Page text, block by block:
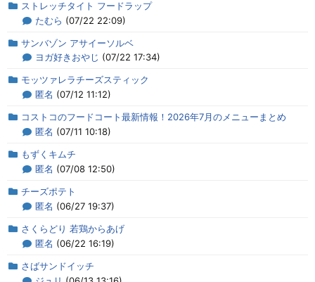
ストレッチタイト フードラップ
たむら (07/22 22:09)
サンバゾン アサイーソルベ
ヨガ好きおやじ (07/22 17:34)
モッツァレラチーズスティック
匿名 (07/12 11:12)
コストコのフードコート最新情報！2026年7月のメニューまとめ
匿名 (07/11 10:18)
もずくキムチ
匿名 (07/08 12:50)
チーズポテト
匿名 (06/27 19:37)
さくらどり 若鶏からあげ
匿名 (06/22 16:19)
さばサンドイッチ